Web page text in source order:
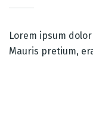
Lorem ipsum
Mauris pretium,